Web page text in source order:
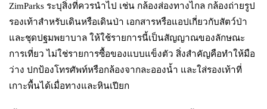
ZimParks ระบุสิ่งที่ควรนำไป เช่น กล้องส่องทางไกล กล้องถ่ายรูป
รองเท้าสำหรับเดินหรือเดินป่า เอกสารหรือแอปเกี่ยวกับสัตว์ป่า
และชุดปฐมพยาบาล ให้ใช้รายการนี้เป็นสัญญาณของลักษณะ
การเที่ยว ไม่ใช่รายการซื้อของแบบแข็งตัว สิ่งสำคัญคือทำให้มือ
ว่าง ปกป้องโทรศัพท์หรือกล้องจากละอองน้ำ และใส่รองเท้าที่
เกาะพื้นได้เมื่อทางและหินเปียก